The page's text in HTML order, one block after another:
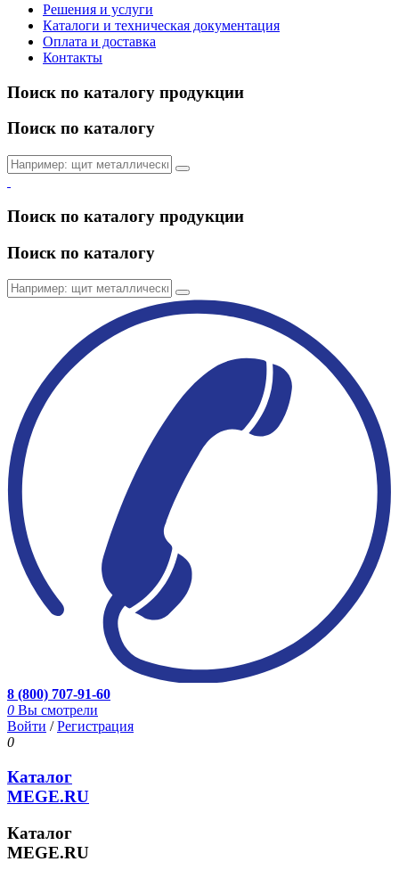
Решения и услуги
Каталоги и техническая документация
Оплата и доставка
Контакты
Поиск по каталогу продукции
Поиск по каталогу
Поиск по каталогу продукции
Поиск по каталогу
8 (800) 707-91-60
0 Вы смотрели
Войти /Регистрация
0
Каталог
MEGE.RU
Каталог
MEGE.RU